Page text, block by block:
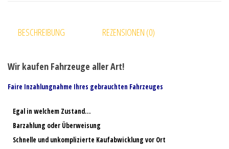
BESCHREIBUNG REZENSIONEN (0)
Wir kaufen Fahrzeuge aller Art!
Faire Inzahlungnahme Ihres gebrauchten Fahrzeuges
Egal in welchem Zustand…
Barzahlung oder Überweisung
Schnelle und unkomplizierte Kaufabwicklung vor Ort